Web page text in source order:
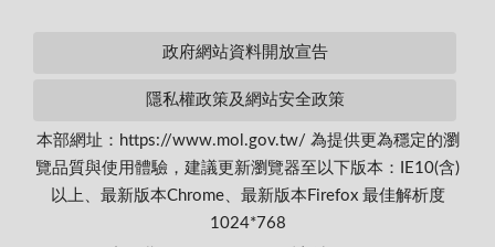
政府網站資料開放宣告
隱私權政策及網站安全政策
本部網址：https://www.mol.gov.tw/ 為提供更為穩定的瀏
覽品質與使用體驗，建議更新瀏覽器至以下版本：IE10(含)
以上、最新版本Chrome、最新版本Firefox 最佳解析度
1024*768